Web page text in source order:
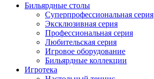
Бильярдные столы
Суперпрофессиональная серия
Эксклюзивная серия
Профессиональная серия
Любительская серия
Игровое оборудование
Бильярдные коллекции
Игротека